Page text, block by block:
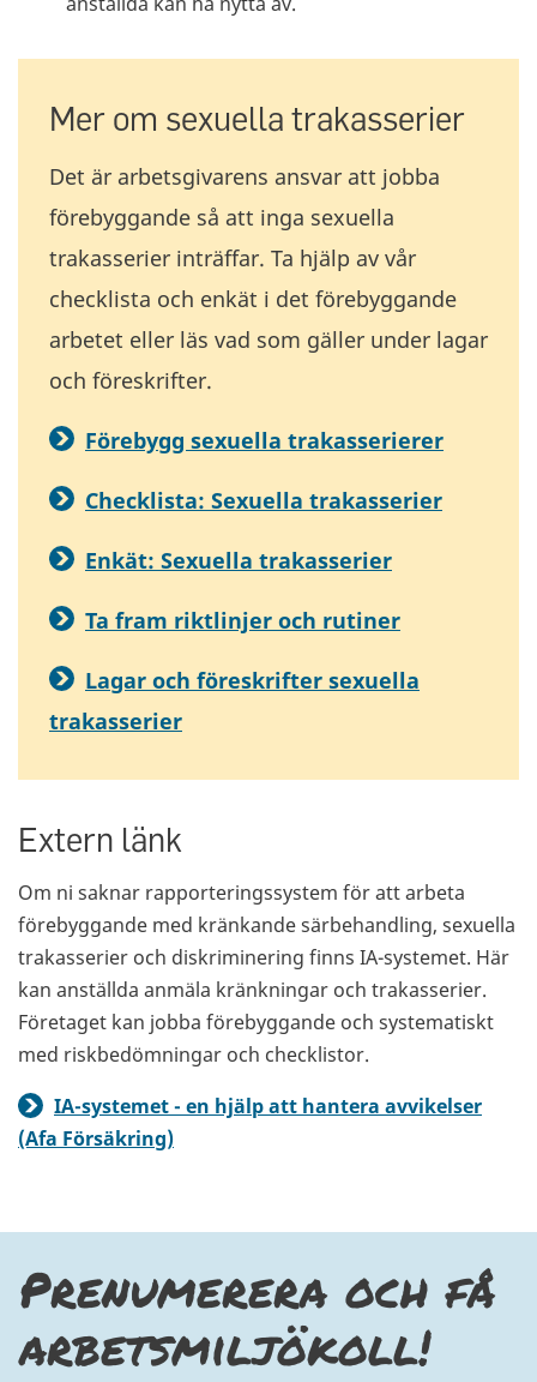
Mer om sexuella trakasserier
Det är arbetsgivarens ansvar att jobba
förebyggande så att inga sexuella
trakasserier inträffar. Ta hjälp av vår
checklista och enkät i det förebyggande
arbetet eller läs vad som gäller under lagar
och föreskrifter.
Förebygg sexuella trakasserierer
Checklista: Sexuella trakasserier
Enkät: Sexuella trakasserier
Ta fram riktlinjer och rutiner
Lagar och föreskrifter sexuella
trakasserier
Extern länk
Om ni saknar rapporteringssystem för att arbeta
förebyggande med kränkande särbehandling, sexuella
trakasserier och diskriminering finns IA-systemet. Här
kan anställda anmäla kränkningar och trakasserier.
Företaget kan jobba förebyggande och systematiskt
med riskbedömningar och checklistor.
IA-systemet - en hjälp att hantera avvikelser
(Afa Försäkring)
Prenumerera och få
arbetsmiljökoll!